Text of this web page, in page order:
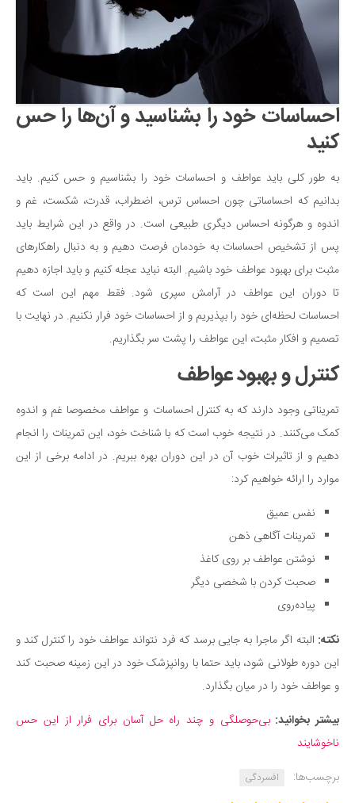
احساسات خود را بشناسید و آن‌ها را حس
کنید
به طور کلی باید عواطف و احساسات خود را بشناسیم و حس کنیم. باید
بدانیم که احساساتی چون احساس ترس، اضطراب، قدرت، شکست، غم و
اندوه و هرگونه احساس دیگری طبیعی است. در واقع در این شرایط باید
پس از تشخیص احساسات به خودمان فرصت دهیم و به دنبال راهکارهای
مثبت برای بهبود عواطف خود باشیم. البته نباید عجله کنیم و باید اجازه دهیم
تا دوران این عواطف در آرامش سپری شود. فقط مهم این است که
احساسات لحظه‌ای خود را بپذیریم و از احساسات خود فرار نکنیم. در نهایت با
تصمیم و افکار مثبت، این عواطف را پشت سر بگذاریم.
کنترل و بهبود عواطف
تمریناتی وجود دارند که به کنترل احساسات و عواطف مخصوصا غم و اندوه
کمک می‌کنند. در نتیجه خوب است که با شناخت خود، این تمرینات را انجام
دهیم و از تاثیرات خوب آن در این دوران بهره ببریم. در ادامه برخی از این
موارد را ارائه خواهیم کرد:
نفس عمیق
تمرینات آگاهی ذهن
نوشتن عواطف بر روی کاغذ
صحبت کردن با شخصی دیگر
پیاده‌روی
نکته: البته اگر ماجرا به جایی برسد که فرد نتواند عواطف خود را کنترل کند و
این دوره طولانی شود، باید حتما با روانپزشک خود در این زمینه صحبت کند
و عواطف خود را در میان بگذارد.
بیشتر بخوانید:بی‌حوصلگی و چند راه حل آسان برای فرار از این حس
ناخوشایند
برچسب‌ها:
افسردگی